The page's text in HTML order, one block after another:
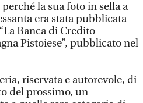
la sua foto in sella a
era stata pubblicata
Banca di Credito
Pistoiese”, pubblicato nel
riservata e autorevole, di
del prossimo, un